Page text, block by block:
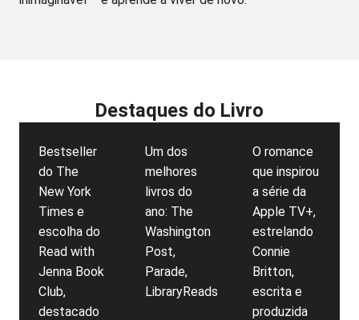
Destaques do Livro
Bestseller
do The
New York
Times e
escolha do
Read with
Jenna Book
Club,
destacado
Um dos
melhores
livros do
ano: The
Washington
Post,
Parade,
LibraryReads
O romance
que inspirou
a série da
Apple TV+,
estrelando
Connie
Britton,
escrita e
produzida